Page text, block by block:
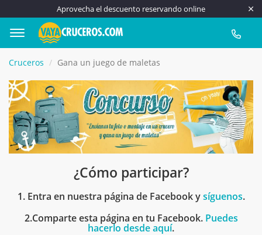
Aprovecha el descuento reservando online
917
Cruceros Gana un juego de maletas
¿Cómo participar?
1. Entra en nuestra página de Facebook ysíguenos.
2.Comparte esta página en tu Facebook. Puedes
hacerlo desde aquí.